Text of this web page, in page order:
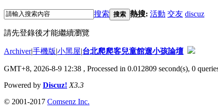
搜索 搜索 熱搜: 活動 交友 discuz
請先登錄後才能繼續瀏覽
Archiver|手機版|小黑屋|台北爬爬客兒童館遛小孩論壇
GMT+8, 2026-8-9 12:38 , Processed in 0.012809 second(s), 0
Powered by Discuz! X3.3
© 2001-2017 Comsenz Inc.